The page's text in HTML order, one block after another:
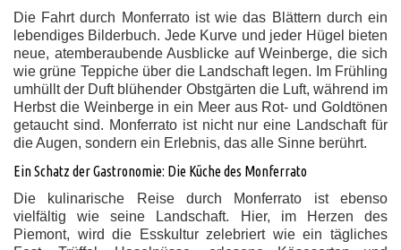
Die Fahrt durch Monferrato ist wie das Blättern durch ein
lebendiges Bilderbuch. Jede Kurve und jeder Hügel bieten
neue, atemberaubende Ausblicke auf Weinberge, die sich
wie grüne Teppiche über die Landschaft legen. Im Frühling
umhüllt der Duft blühender Obstgärten die Luft, während im
Herbst die Weinberge in ein Meer aus Rot- und Goldtönen
getaucht sind. Monferrato ist nicht nur eine Landschaft für
die Augen, sondern ein Erlebnis, das alle Sinne berührt.
Ein Schatz der Gastronomie: Die Küche des Monferrato
Die kulinarische Reise durch Monferrato ist ebenso
vielfältig wie seine Landschaft. Hier, im Herzen des
Piemont, wird die Esskultur zelebriert wie ein tägliches